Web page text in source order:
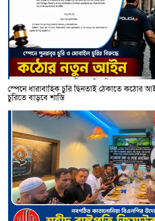
স্পেনে ধারাবাহিক চুরি ছিনতাই ঠেকাতে কঠোর
চুরিতে বাড়বে শাস্তি